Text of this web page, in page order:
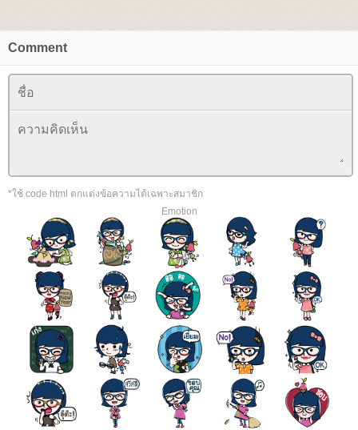
Comment
*ใช้ code html ตกแต่งข้อความได้เฉพาะสมาชิก
Emotion